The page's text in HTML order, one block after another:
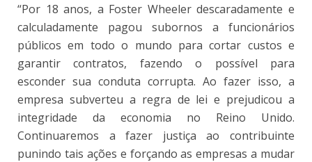
“Por 18 anos, a Foster Wheeler descaradamente e
calculadamente pagou subornos a funcionários
públicos em todo o mundo para cortar custos e
garantir contratos, fazendo o possível para
esconder sua conduta corrupta. Ao fazer isso, a
empresa subverteu a regra de lei e prejudicou a
integridade da economia no Reino Unido.
Continuaremos a fazer justiça ao contribuinte
punindo tais ações e forçando as empresas a mudar